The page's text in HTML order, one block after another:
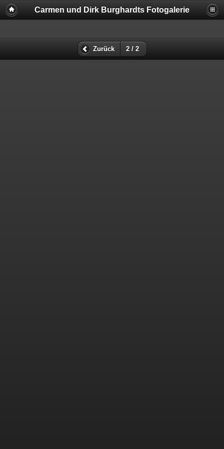
Carmen und Dirk Burghardts Fotogalerie
Zurück 2 / 2